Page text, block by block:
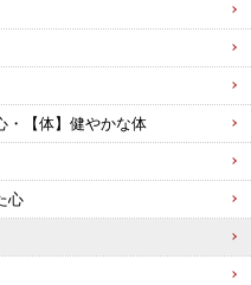
・【体】健やかな体
心